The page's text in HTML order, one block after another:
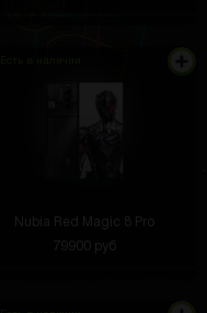
Nubia Red Magic 8 Pro
79900 руб